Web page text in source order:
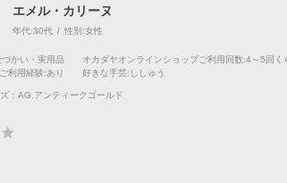
エメル・カリーヌ
年代:30代 性別:女性
づかい・実用品 オカダヤオンラインショップご利用回数:4～5回く
利用経験:あり 好きな手芸:ししゅう
：AG.アンティークゴールド